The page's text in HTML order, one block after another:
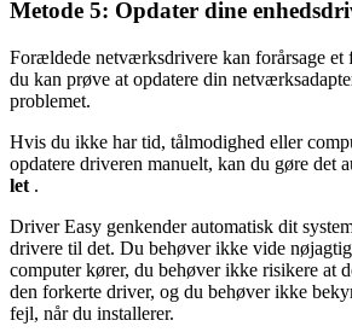
Metode 5: Opdater dine
Forældede netværksdrivere kan forårsage et
du kan prøve at opdatere din
problemet.
Hvis du ikke har tid, tålmodighed eller
opdatere driveren manuelt, kan du gøre det
let .
Driver Easy genkender automatisk dit
drivere til det. Du behøver ikke vide
computer kører, du behøver ikke risikere at
den forkerte driver, og du behøver ikke
fejl, når du installerer.